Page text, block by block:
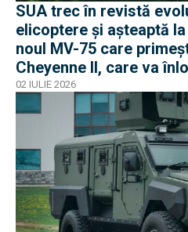
SUA trec în revistă
elicoptere și așteaptă
noul MV-75 care
Cheyenne II, care va
Black Hawk
02 IULIE 2026